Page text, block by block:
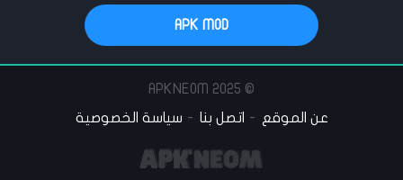
APK MOD
© 2025 APKNEOM
عن الموقع
اتصل بنا سياسة الخصوصية